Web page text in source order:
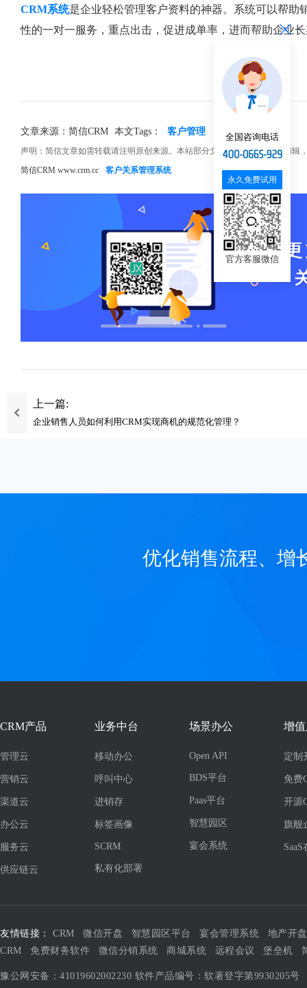
CRM系统是企业轻松管理客户资料的神器。系统可以帮助
性的一对一服务，重点出击，促进成单率，进而帮助企业
文章来源：简信CRM 本文Tags： 客户管理 CRM 管理入手
声明：简信文章如需转载请注明原创来源。本站部分文章和图片来源网络编
简信CRM www.crm.cc
客户关系管理系统
上一篇:
企业销售人员如何利用CRM实现商机的规范化管理？
优化销售流程、增
CRM产品
管理云
营销云
渠道云
办公云
服务云
供应链云
业务中台
移动办公
呼叫中心
进销存
标签画像
SCRM
私有化部署
场景办公
Open API
BDS平台
Paas平台
智慧园区
宴会系统
增
定制
免费
开源
旗舰
友情链接： CRM 微信开盘 智慧园区平台 宴会管理系统
地产开
CRM
免费财务软件 微信分销系统 商城系统 远程会议 堡垒机
豫公网安备：41019602002230 软件产品编号：软著登字第9930205号
全国咨询电话
永久免费试用
官方客服微信